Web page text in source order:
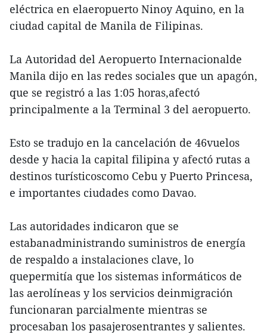
eléctrica en elaeropuerto Ninoy Aquino, en la
ciudad capital de Manila de Filipinas.
La Autoridad del Aeropuerto Internacionalde
Manila dijo en las redes sociales que un apagón,
que se registró a las 1:05 horas,afectó
principalmente a la Terminal 3 del aeropuerto.
Esto se tradujo en la cancelación de 46vuelos
desde y hacia la capital filipina y afectó rutas a
destinos turísticoscomo Cebu y Puerto Princesa,
e importantes ciudades como Davao.
Las autoridades indicaron que se
estabanadministrando suministros de energía
de respaldo a instalaciones clave, lo
quepermitía que los sistemas informáticos de
las aerolíneas y los servicios deinmigración
funcionaran parcialmente mientras se
procesaban los pasajerosentrantes y salientes.